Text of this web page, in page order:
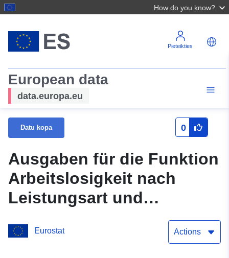
How do you know?
Pieteikties
European data
data.europa.eu
Datu kopa 0
Ausgaben für die Funktion
Arbeitslosigkeit nach
Leistungsart und
Bedürftigkeitsprüfung
Eurostat Actions